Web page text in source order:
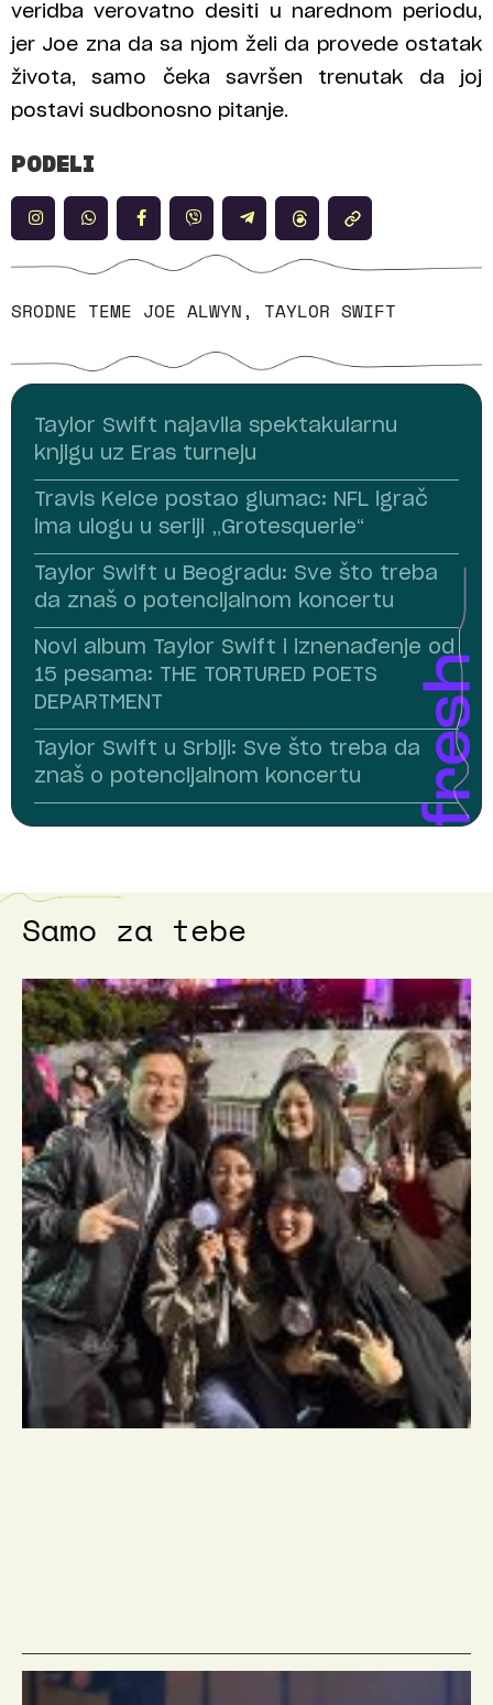
veridba verovatno desiti u narednom periodu,
jer Joe zna da sa njom želi da provede ostatak
života, samo čeka savršen trenutak da joj
postavi sudbonosno pitanje.
PODELI
SRODNE TEME JOE ALWYN, TAYLOR SWIFT
Taylor Swift najavila spektakularnu
knjigu uz Eras turneju
Travis Kelce postao glumac: NFL igrač
ima ulogu u seriji „Grotesquerie“
Taylor Swift u Beogradu: Sve što treba
da znaš o potencijalnom koncertu
Novi album Taylor Swift i iznenađenje od
15 pesama: THE TORTURED POETS
DEPARTMENT
Taylor Swift u Srbiji: Sve što treba da
znaš o potencijalnom koncertu
Samo za tebe